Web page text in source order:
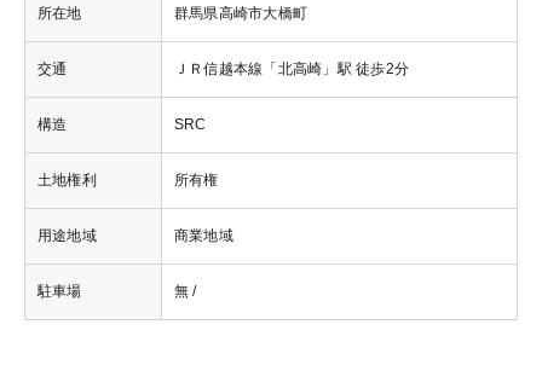
所在地 群馬県高崎市大橋町
交通 ＪＲ信越本線「北高崎」駅 徒歩2分
構造 SRC
土地権利 所有権
用途地域 商業地域
駐車場 無 /